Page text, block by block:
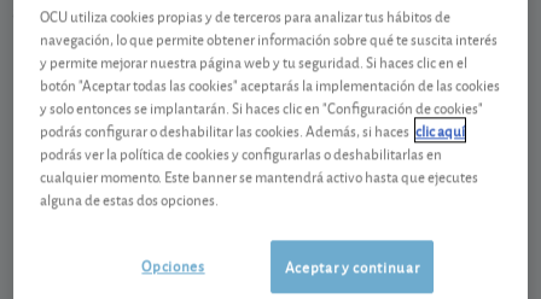
afectados?
Contenido reservado a SOCIOS
Gestiona tu dinero con visión
experta
y consigue que cada euro trabaje
para ti
OCU utiliza cookies propias y de terceros para analizar tus hábitos de
navegación, lo que permite obtener información sobre qué te suscita interés
y permite mejorar nuestra página web y tu seguridad. Si haces clic en el
botón "Aceptar todas las cookies" aceptarás la implementación de las cookies
y solo entonces se implantarán. Si haces clic en "Configuración de cookies"
podrás configurar o deshabilitar las cookies. Además, si haces clic aquí
podrás ver la política de cookies y configurarlas o deshabilitarlas en
cualquier momento. Este banner se mantendrá activo hasta que ejecutes
alguna de estas dos opciones.
Aceptar y continuar
Opciones